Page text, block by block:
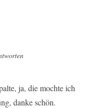
ja, die mochte ich
danke schön.